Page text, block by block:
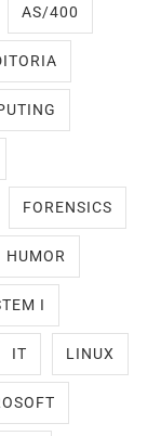
AS/400
FORENSICS
HUMOR
I
IT LINUX